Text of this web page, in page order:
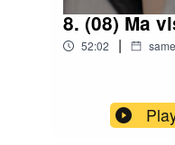
8. (08) Ma
52:02 |